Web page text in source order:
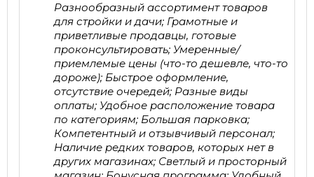
Разнообразный ассортимент товаров
для стройки и дачи; Грамотные и
приветливые продавцы, готовые
проконсультировать; Умеренные/
приемлемые цены (что-то дешевле, что-то
дороже); Быстрое оформление,
отсутствие очередей; Разные виды
оплаты; Удобное расположение товара
по категориям; Большая парковка;
Компетентный и отзывчивый персонал;
Наличие редких товаров, которых нет в
других магазинах; Светлый и просторный